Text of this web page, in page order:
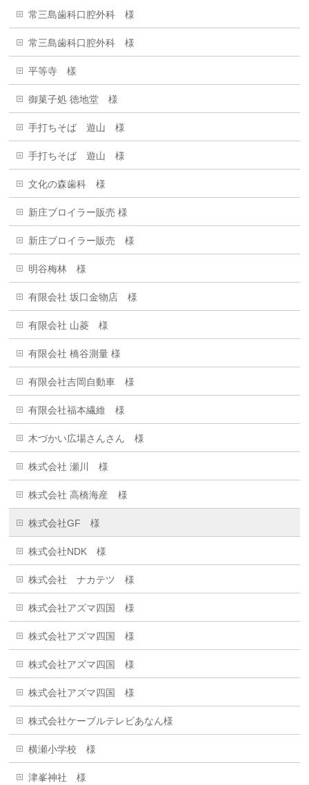
常三島歯科口腔外科 様
常三島歯科口腔外科 様
平等寺 樣
御菓子処 徳地堂 様
手打ちそば 遊山 様
手打ちそば 遊山 様
文化の森歯科 様
新庄ブロイラー販売 様
新庄ブロイラー販売 様
明谷梅林 様
有限会社 坂口金物店 様
有限会社 山菱 様
有限会社 橋谷測量 様
有限会社吉岡自動車 様
有限会社福本繊維 様
木づかい広場さんさん 様
株式会社 瀬川 様
株式会社 高橋海産 様
株式会社GF 様
株式会社NDK 様
株式会社 ナカテツ 様
株式会社アズマ四国 様
株式会社アズマ四国 様
株式会社アズマ四国 様
株式会社アズマ四国 様
株式会社ケーブルテレビあなん様
横瀬小学校 様
津峯神社 様